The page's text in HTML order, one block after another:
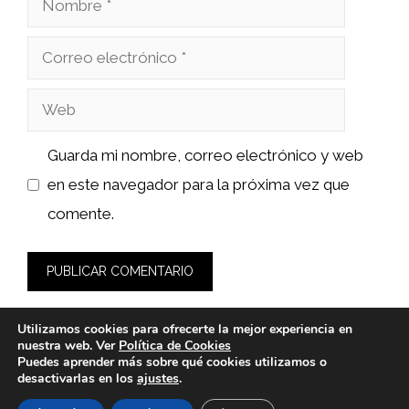
Correo
Web
Guarda mi nombre, correo electrónico y web
en este navegador para la próxima vez que
comente.
© 2026 wasabidelnorte.es -
Utilizamos cookies para ofrecerte la mejor experiencia en
nuestra web. Ver Política de Cookies
Puedes aprender más sobre qué cookies utilizamos o
desactivarlas en los ajustes.